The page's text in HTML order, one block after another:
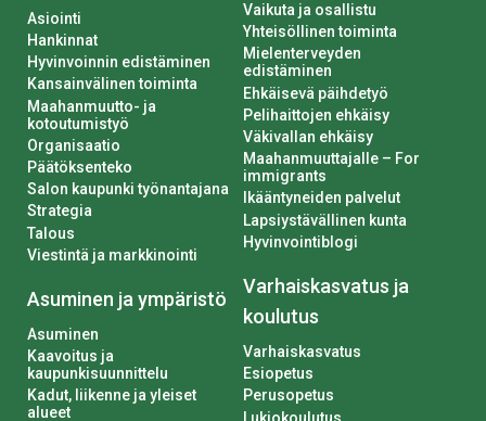
Asiointi
Hankinnat
Hyvinvoinnin edistäminen
Kansainvälinen toiminta
Maahanmuutto- ja
kotoutumistyö
Organisaatio
Päätöksenteko
Salon kaupunki työnantajana
Strategia
Talous
Viestintä ja markkinointi
Asuminen ja ympäristö
Asuminen
Kaavoitus ja
kaupunkisuunnittelu
Kadut, liikenne ja yleiset
alueet
Vaikuta ja osallistu
Yhteisöllinen toiminta
Mielenterveyden
edistäminen
Ehkäisevä päihdetyö
Pelihaittojen ehkäisy
Väkivallan ehkäisy
Maahanmuuttajalle – For
immigrants
Ikääntyneiden palvelut
Lapsiystävällinen kunta
Hyvinvointiblogi
Varhaiskasvatus ja
koulutus
Varhaiskasvatus
Esiopetus
Perusopetus
Lukiokoulutus